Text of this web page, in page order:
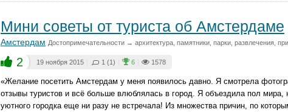
Мини советы от туриста об Амстердаме
Амстердам Достопримечательности → архитектура, памятники, парки, развлечения,
2 19 ноября 2015 1 (1) 6 1578
«Желание посетить Амстердам у меня появилось давно. Я смотрела
отзывы туристов и всё больше влюблялась в город. Я объездила пол мира,
уютного городка еще ни разу не встречала! Из множества причин, по